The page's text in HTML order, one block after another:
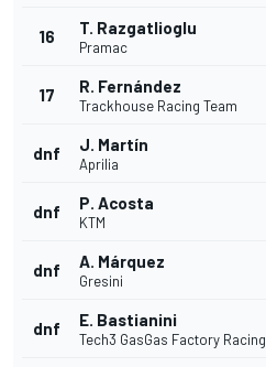
16 T. Razgatlioglu
Pramac
17 R. Fernández
Trackhouse Racing Team
dnf J. Martín
Aprilia
dnf P. Acosta
KTM
dnf A. Márquez
Gresini
dnf E. Bastianini
Tech3 GasGas Factory Racing